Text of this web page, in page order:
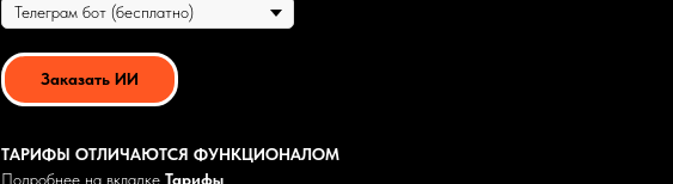
Заказать ИИ
ТАРИФЫ ОТЛИЧАЮТСЯ ФУНКЦИОНАЛОМ
Подробнее на вкладке Тарифы